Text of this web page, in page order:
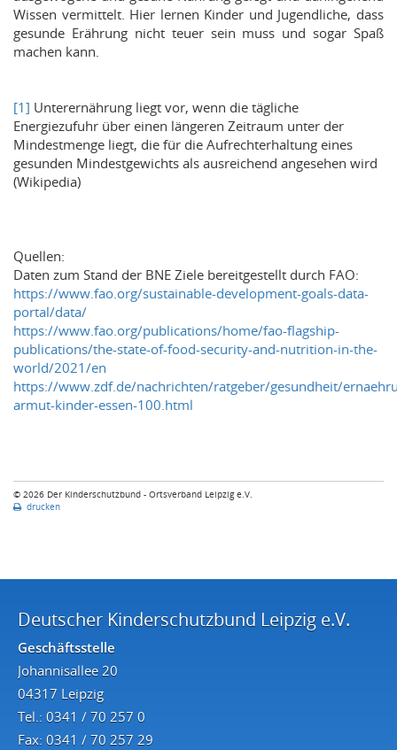
Wissen vermittelt. Hier lernen Kinder und Jugendliche, dass
gesunde Erährung nicht teuer sein muss und sogar Spaß
machen kann.
[1] Unterernährung liegt vor, wenn die tägliche
Energiezufuhr über einen längeren Zeitraum unter der
Mindestmenge liegt, die für die Aufrechterhaltung eines
gesunden Mindestgewichts als ausreichend angesehen wird
(Wikipedia)
Quellen:
Daten zum Stand der BNE Ziele bereitgestellt durch FAO:
https://www.fao.org/sustainable-development-goals-data-
portal/data/
https://www.fao.org/publications/home/fao-flagship-
publications/the-state-of-food-security-and-nutrition-in-the-
world/2021/en
https://www.zdf.de/nachrichten/ratgeber/gesundheit/
armut-kinder-essen-100.html
© 2026 Der Kinderschutzbund - Ortsverband Leipzig e.V.
drucken
Deutscher Kinderschutzbund Leipzig e.V.
Geschäftsstelle
Johannisallee 20
04317 Leipzig
Tel.: 0341 / 70 257 0
Fax: 0341 / 70 257 29